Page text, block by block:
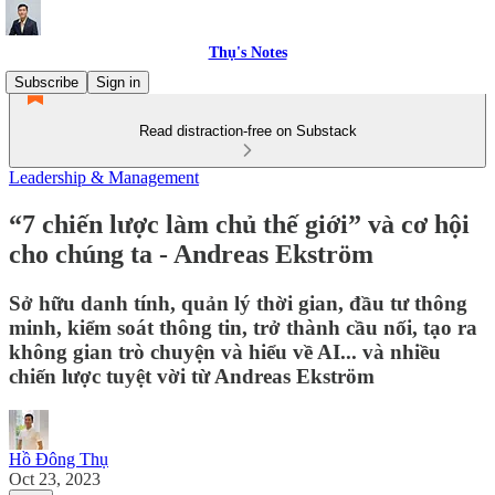
Thụ's Notes
Subscribe
Sign in
Read distraction-free on Substack
Leadership & Management
“7 chiến lược làm chủ thế giới” và cơ hội
cho chúng ta - Andreas Ekström
Sở hữu danh tính, quản lý thời gian, đầu tư thông
minh, kiểm soát thông tin, trở thành cầu nối, tạo ra
không gian trò chuyện và hiểu về AI... và nhiều
chiến lược tuyệt vời từ Andreas Ekström
Hồ Đông Thụ
Oct 23, 2023